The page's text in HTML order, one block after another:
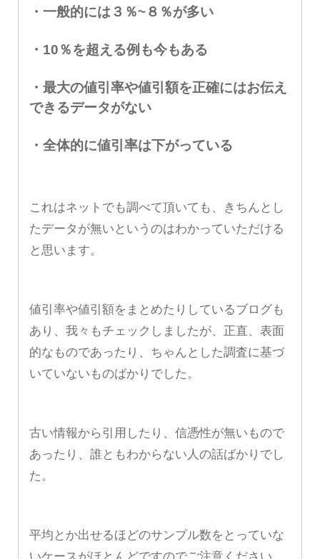
・一般的には３％~８％が多い
・10％を超える例も今もある
・最大の値引率や値引額を正確にはお伝え
できるデータがない
・全体的に値引率は下がっている
これはネットでも調べて頂いても、きちんとし
たデータが無いというのはわかっていただける
と思います。
値引率や値引額をまとめたりしているブログも
あり、我々もチェックしましたが、正直、表面
的なものであったり、ちゃんとした調査に基づ
いていないものばかりでした。
古い情報から引用したり、信憑性が無いもので
あったり、誰ともわからない人の話ばかりでし
た。
平均とか出せるほどのサンプル数をとっていな